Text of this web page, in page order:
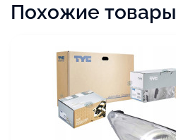
Похожие товары